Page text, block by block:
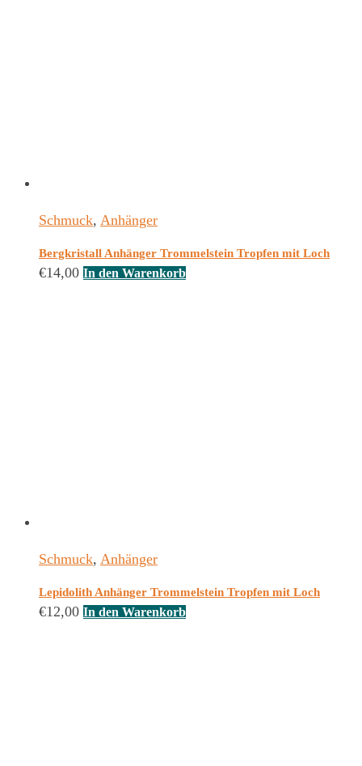
Schmuck, Anhänger
Bergkristall Anhänger Trommelstein Tropfen mit Loch
€14,00 In den Warenkorb
Schmuck, Anhänger
Lepidolith Anhänger Trommelstein Tropfen mit Loch
€12,00 In den Warenkorb